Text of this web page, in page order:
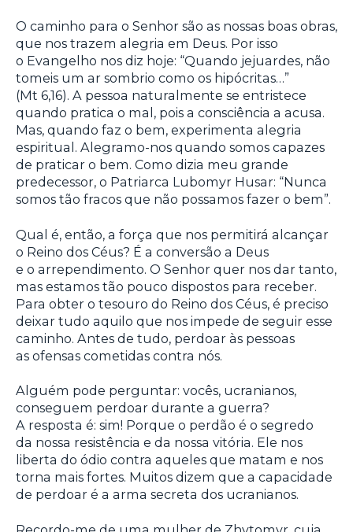
O caminho para o Senhor são as nossas boas obras,
que nos trazem alegria em Deus. Por isso
o Evangelho nos diz hoje: “Quando jejuardes, não
tomeis um ar sombrio como os hipócritas…”
(Mt 6,16). A pessoa naturalmente se entristece
quando pratica o mal, pois a consciência a acusa.
Mas, quando faz o bem, experimenta alegria
espiritual. Alegramo-nos quando somos capazes
de praticar o bem. Como dizia meu grande
predecessor, o Patriarca Lubomyr Husar: “Nunca
somos tão fracos que não possamos fazer o bem”.
Qual é, então, a força que nos permitirá alcançar
o Reino dos Céus? É a conversão a Deus
e o arrependimento. O Senhor quer nos dar tanto,
mas estamos tão pouco dispostos para receber.
Para obter o tesouro do Reino dos Céus, é preciso
deixar tudo aquilo que nos impede de seguir esse
caminho. Antes de tudo, perdoar às pessoas
as ofensas cometidas contra nós.
Alguém pode perguntar: vocês, ucranianos,
conseguem perdoar durante a guerra?
A resposta é: sim! Porque o perdão é o segredo
da nossa resistência e da nossa vitória. Ele nos
liberta do ódio contra aqueles que matam e nos
torna mais fortes. Muitos dizem que a capacidade
de perdoar é a arma secreta dos ucranianos.